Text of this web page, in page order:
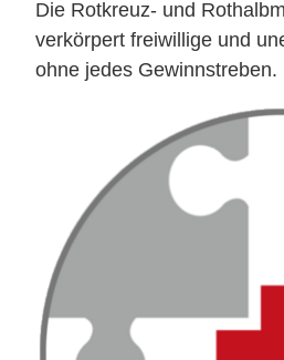
Die Rotkreuz- und
verkörpert freiwillige und
ohne jedes Gewinnstreben.